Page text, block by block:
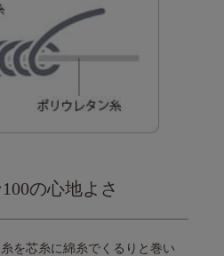
の心地よさ
を芯糸に綿糸でくるりと巻い